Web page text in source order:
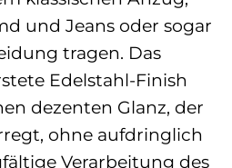
und Jeans oder sogar
tragen. Das
Edelstahl-Finish
dezenten Glanz, der
ohne aufdringlich
Verarbeitung des